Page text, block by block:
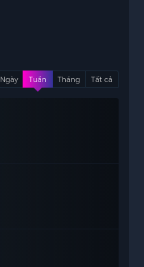
Ngày Tuần Tháng Tất cả